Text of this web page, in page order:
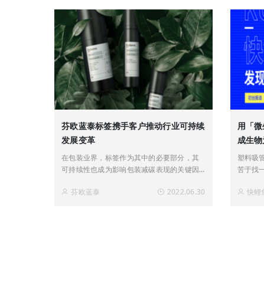
芬欧蓝泰标签携手客户推动行业可持续
发展变革
在包装业界，标签作为其中的必要部分，其
可持续性也成为影响包装减碳表现的关键因
芬欧蓝泰
2022.06.30
用「
成生
塑料吸
苦于找
快鲤